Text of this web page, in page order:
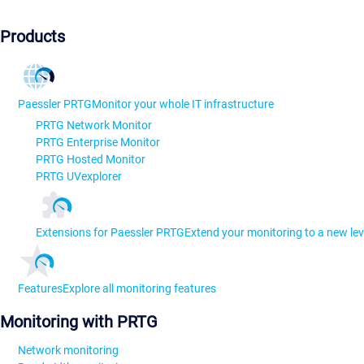
Products
Paessler PRTGMonitor your whole IT infrastructure
PRTG Network Monitor
PRTG Enterprise Monitor
PRTG Hosted Monitor
PRTG UVexplorer
Extensions for Paessler PRTGExtend your monitoring to a new
FeaturesExplore all monitoring features
Monitoring with PRTG
Network monitoring